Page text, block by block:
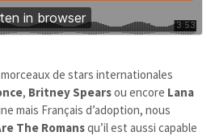
de stars internationales
, Britney Spearsou encore Lana
mais Français d’adoption, nous
The Romansqu’il est aussi capable